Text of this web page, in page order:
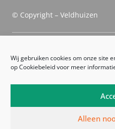
Wij gebruiken cookies om onze site
op Cookiebeleid voor meer
Alleen
© Copyright – Veldhuizen
Route
Algemene voorwaarden